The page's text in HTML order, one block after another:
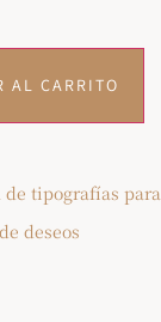
AL CARRITO
tipografías
deseos